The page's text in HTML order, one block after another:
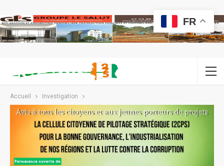
Accueil Investigation
FR